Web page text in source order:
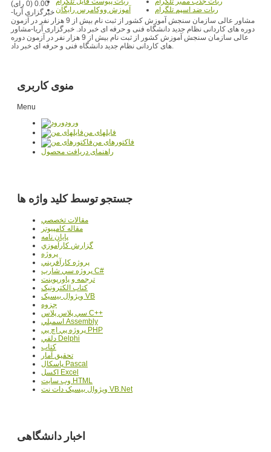
ربات ضد اسپم تلگرام
آموزش ووکامرس رایگان
0.00 (0 رای)
خبرگزاری آریا-
مشاور عالی سازمان سنجش آموزش کشور از ثبت نام بیش از 9 هزار نفر در آزمون
دوره های کاردانی نظام جدید دانشگاه فنی و حرفه ای خبر داد. خبرگزاری آریا-مشاور
عالی سازمان سنجش آموزش کشور از ثبت نام بیش از 9 هزار نفر در آزمون دوره
های کاردانی نظام جدید دانشگاه فنی و حرفه ای خبر داد.
منوی کاربری
Menu
ورود
فایلهای من
فاکتورهای من
راهنمای دریافت محصول
جستجو توسط کلید واژه ها
مقالات تخصصي
مقاله کامپیوتر
پایان نامه
گزارش کارآموزي
پروژه
پروژه کارآفريني
پروژه سي شارپ C#
ترجمه و پاورپوينت
کتاب الکترونيک
ويژوال بيسيک VB
جزوه
سي پلاس پلاس C++
اسمبلي Assembly
پروژه پي اچ پي PHP
دلفي Delphi
کتاب
تحقيق آمار
پاسکال Pascal
اکسل Excel
وب سايت HTML
ويژوال بيسيک دات نت VB.Net
اخبار دانشگاهی